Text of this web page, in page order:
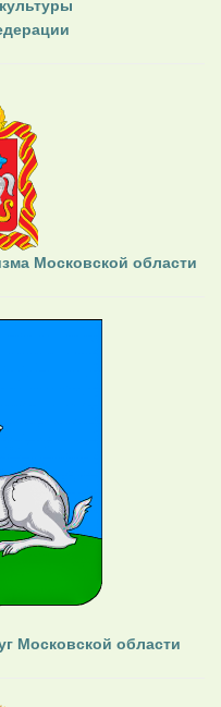
Московской области
Московской области